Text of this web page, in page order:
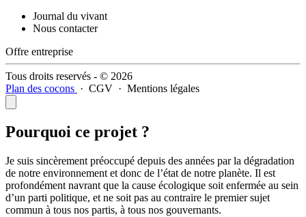
Journal du vivant
Nous contacter
Offre entreprise
Tous droits reservés - © 2026
Plan des cocons · CGV · Mentions légales
Pourquoi ce projet ?
Je suis sincèrement préoccupé depuis des années par la dégradation
de notre environnement et donc de l’état de notre planète. Il est
profondément navrant que la cause écologique soit enfermée au sein
d’un parti politique, et ne soit pas au contraire le premier sujet
commun à tous nos partis, à tous nos gouvernants.